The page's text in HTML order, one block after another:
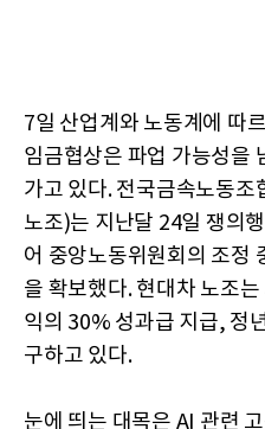
7일 산업계와 노동계에 따
임금협상은 파업 가능성을
가고 있다. 전국금속노동
노조)는 지난달 24일 쟁의
어 중앙노동위원회의 조정
을 확보했다. 현대차 노조
익의 30% 성과급 지급, 정
구하고 있다.
눈에 띄는 대목은 AI 관련